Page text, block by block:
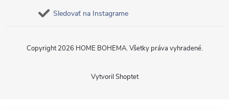
Sledovať na Instagrame
Vytvoril Shoptet
Copyright 2026 HOME BOHEMA. Všetky práva vyhradené.